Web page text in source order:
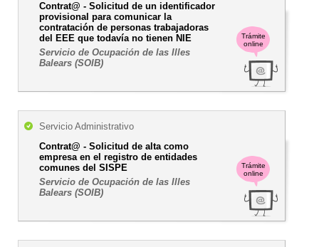
Trámite
online
Contrat@ - Solicitud de un identificador
provisional para comunicar la
contratación de personas trabajadoras
del EEE que todavía no tienen NIE
Servicio de Ocupación de las Illes
Balears (SOIB)
Trámite
online
Servicio Administrativo
Contrat@ - Solicitud de alta como
empresa en el registro de entidades
comunes del SISPE
Servicio de Ocupación de las Illes
Balears (SOIB)